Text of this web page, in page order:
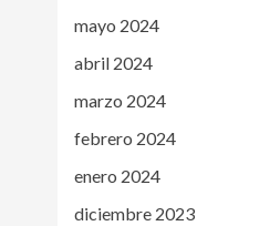
mayo 2024
abril 2024
marzo 2024
febrero 2024
enero 2024
diciembre 2023